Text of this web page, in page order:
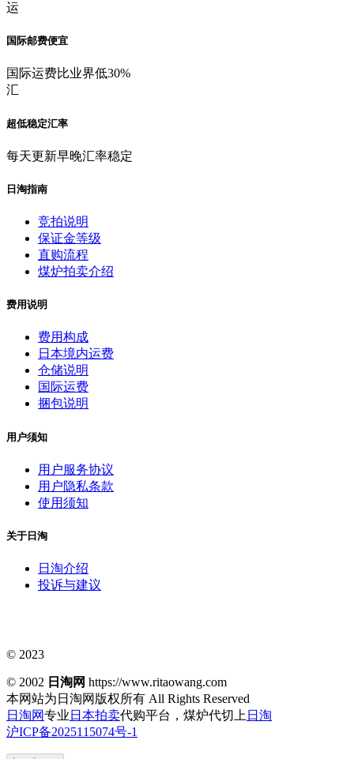
运
国际邮费便宜
国际运费比业界低30%
汇
超低稳定汇率
每天更新早晚汇率稳定
日淘指南
竞拍说明
保证金等级
直购流程
煤炉拍卖介绍
费用说明
费用构成
日本境内运费
仓储说明
国际运费
捆包说明
用户须知
用户服务协议
用户隐私条款
使用须知
关于日淘
日淘介绍
投诉与建议
© 2023
© 2002 日淘网 https://www.ritaowang.com
本网站为日淘网版权所有 All Rights Reserved
日淘网专业 日本拍卖代购平台，煤炉代切上 日淘
沪ICP备2025115074号-1